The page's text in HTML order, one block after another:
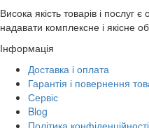
Висока якість товарів і послуг
надавати комплексне і якісне
Інформація
Доставка і оплата
Гарантія і повернення
Сервіс
Blog